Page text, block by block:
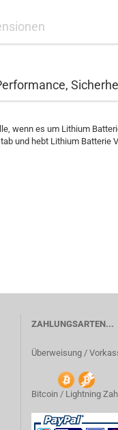
wenn es um Lithium
und hebt Lithium Batterie
ZAHLUNGSARTEN...
Überweisung /
Bitcoin / Lightning